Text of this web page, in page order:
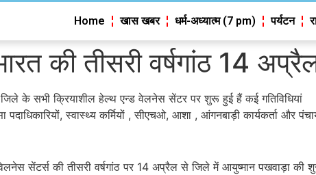
Home खास खबर धर्म-अध्यात्म (7 pm) पर्यटन
की तीसरी वर्षगांठ 14
के सभी क्रियाशील हेल्थ एन्ड वेलनेस सेंटर पर शुरू हुई हैं कई गतिविधियां
पदाधिकारियों, स्वास्थ्य कर्मियों , सीएचओ, आशा , आंगनबाड़ी कार्यकर्ता और
सेंटर्स की तीसरी वर्षगांठ पर 14 अप्रैल से जिले में आयुष्मान